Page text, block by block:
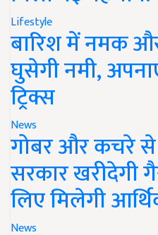
Lifestyle
बारिश में नमक
घुसेगी नमी,
ट्रिक्स
News
गोबर और कचरे से
सरकार खरीदेगी
लिए मिलेगी
News